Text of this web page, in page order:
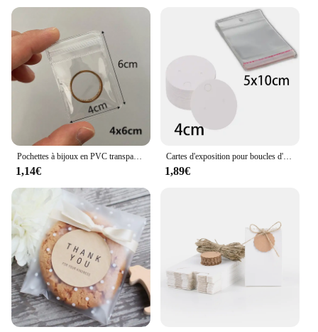
Pochettes à bijoux en PVC transparent, sac de rangement à fermeture éclair anti-d'effets, 20 pièces
1,14€
Cartes d'exposition pour boucles d'oreilles, colliers avec sacs, 50 pièces, sacs auto-scellants, étiquettes en papier Kraft pour bricolage de bijoux
1,89€